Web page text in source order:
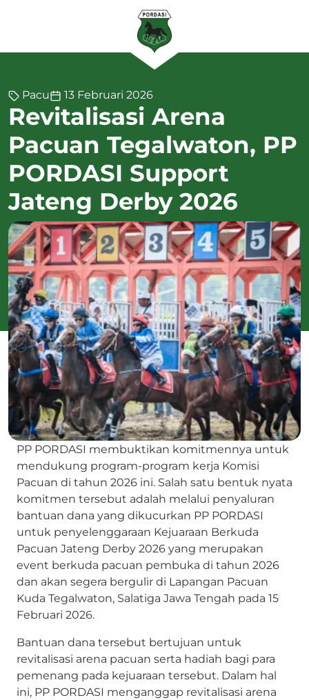
Pacu 13 Februari 2026
Revitalisasi Arena
Pacuan Tegalwaton, PP
PORDASI Support
Jateng Derby 2026
PP PORDASI membuktikan komitmennya untuk
mendukung program-program kerja Komisi
Pacuan di tahun 2026 ini. Salah satu bentuk nyata
komitmen tersebut adalah melalui penyaluran
bantuan dana yang dikucurkan PP PORDASI
untuk penyelenggaraan Kejuaraan Berkuda
Pacuan Jateng Derby 2026 yang merupakan
event berkuda pacuan pembuka di tahun 2026
dan akan segera bergulir di Lapangan Pacuan
Kuda Tegalwaton, Salatiga Jawa Tengah pada 15
Februari 2026.
Bantuan dana tersebut bertujuan untuk
revitalisasi arena pacuan serta hadiah bagi para
pemenang pada kejuaraan tersebut. Dalam hal
ini, PP PORDASI menganggap revitalisasi arena